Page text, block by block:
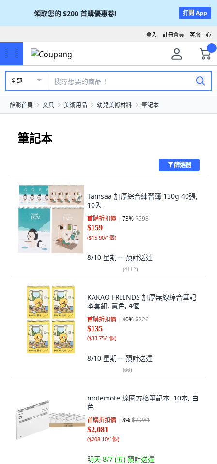
領取您的 $200 首購優惠卷! 打開 App
客服中心
註冊會員
登入
全部
酷澎首頁 文具 美術用品 幼兒美術材料 筆記本
筆記本
篩選器
Tamsaa 加厚綜合練習簿 130g 40張,
10入
首購折扣價 73%$598
$159
($15.90/1個)
8/10 星期一 預計送達
(4112)
KAKAO FRIENDS 加厚無線綜合筆記
本套組, 黃色, 4個
首購折扣價 40%$226
$135
($33.75/1個)
8/10 星期一 預計送達
(66)
motemote 線圈方格筆記本, 10本, 白
色
首購折扣價 8%$2,281
$2,081
($208.10/1個)
明天 8/7 (五) 預計送達